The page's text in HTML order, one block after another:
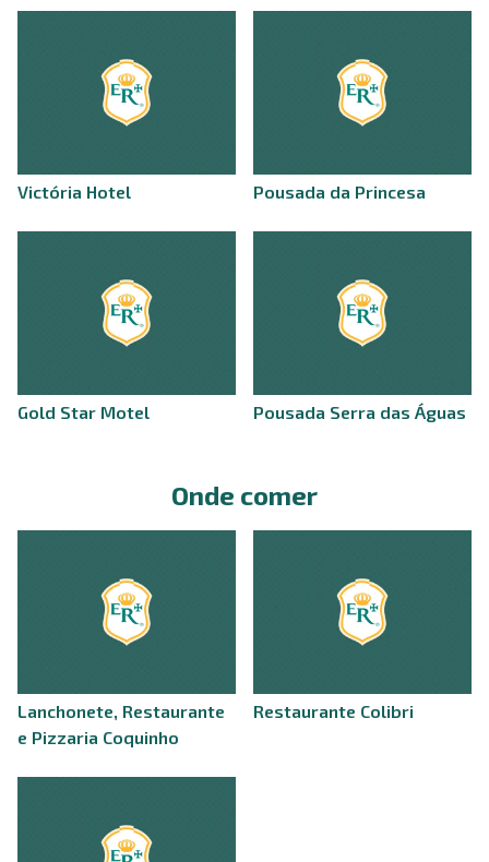
Victória Hotel Pousada da Princesa
Gold Star Motel Pousada Serra das Águas
Onde comer
Lanchonete, Restaurante
e Pizzaria Coquinho
Restaurante Colibri